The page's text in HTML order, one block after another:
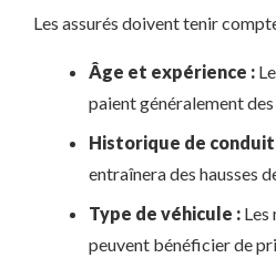
Les assurés doivent tenir
Âge et expérience :
paient généralement des
Historique de
entraînera des hausses
Type de véhicule :Les
peuvent bénéficier de